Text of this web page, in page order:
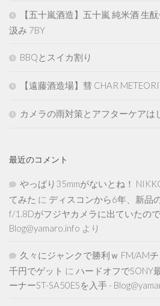
【五十嵐酒造】五十嵐 純米酒 生
汲み 7BY
BBQとスイカ割り
【遠藤酒造場】彗 CHAR
カメラの雨対策とアフターケアは
最近のコメント
やっぱり35mmがないとね！
てみた に ディスコンから6年、新品
f/1.8Dがフジヤカメラに出ていたの
Blog@yamaro.info より
久々にジャンクで勝利ｗ FM/AM
千円でゲット に ハードオフでSONY
ーナーST-SA50ESを入手 -